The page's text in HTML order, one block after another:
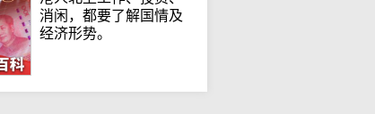
消闲，都要了解国情及
经济形势。